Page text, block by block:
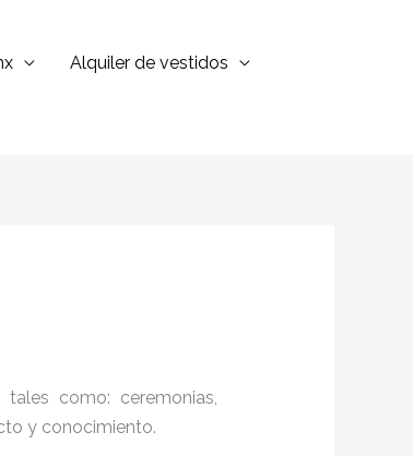
Alquiler de vestidos
como: ceremonias,
y conocimiento.